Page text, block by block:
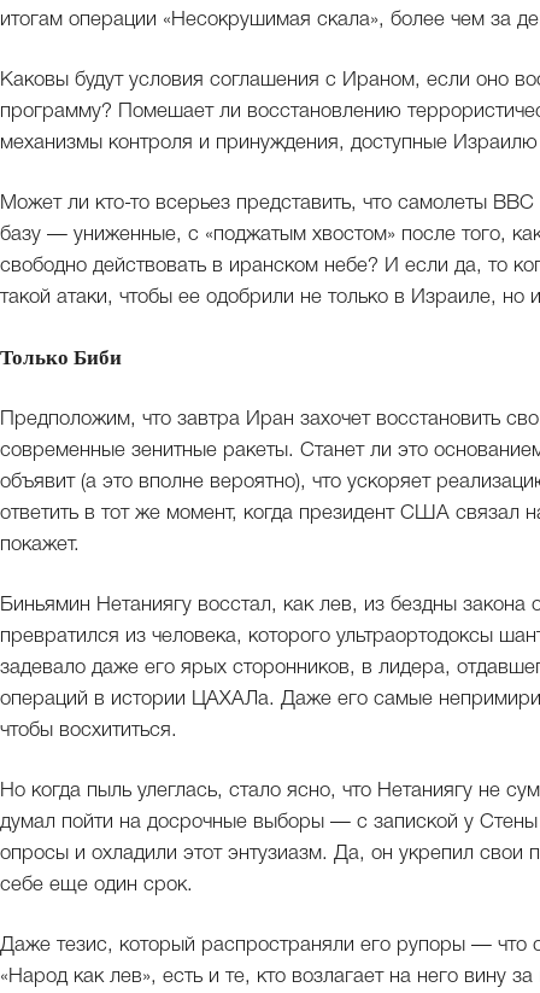
итогам операции «Несокрушимая скала», более чем за
Каковы будут условия соглашения с Ираном, если оно
программу? Помешает ли восстановлению
механизмы контроля и принуждения, доступные
Может ли кто-то всерьез представить, что самолеты
базу — униженные, с «поджатым хвостом» после того,
свободно действовать в иранском небе? И если да, то
такой атаки, чтобы ее одобрили не только в Израиле, но
Только Биби
Предположим, что завтра Иран захочет восстановить
современные зенитные ракеты. Станет ли это
объявит (а это вполне вероятно), что ускоряет
ответить в тот же момент, когда президент США связал
покажет.
Биньямин Нетаниягу восстал, как лев, из бездны закона
превратился из человека, которого ультраортодоксы
задевало даже его ярых сторонников, в лидера,
операций в истории ЦАХАЛа. Даже его самые
чтобы восхититься.
Но когда пыль улеглась, стало ясно, что Нетаниягу не
думал пойти на досрочные выборы — с запиской у
опросы и охладили этот энтузиазм. Да, он укрепил свои
себе еще один срок.
Даже тезис, который распространяли его рупоры — что
«Народ как лев», есть и те, кто возлагает на него вину